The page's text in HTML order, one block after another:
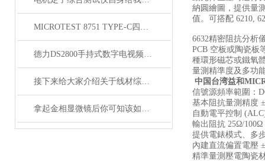
MICROTEST 8751 TYPE-C四线式线材测试仪
德力DS2800手持式数字电视频谱分析仪
接下来给大家介绍关于线材综合测试仪操作技巧的内容
拿起金相显微镜后你可知该如何使用呢？
納圓繪圖，提供量
值。可搭配 6210,
6632精密阻抗分析
PCB 空板或陶瓷板
種環形磁芯或鐵氧
量測精準度及多功
中国台湾益和
信號源頻率範圍：
基本阻抗量測精度
自動電平控制
輸出阻抗 25Ω/100Ω
提供電錶模式、多
內建直流偏置電壓
精準量測壓電陶瓷